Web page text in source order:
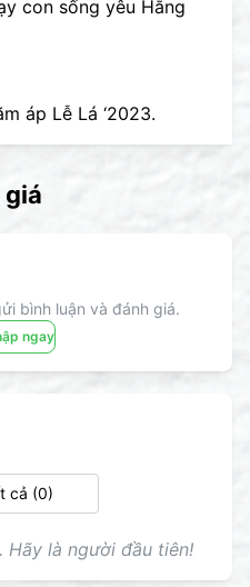
con sống yêu Hằng
áp Lễ Lá ‘2023.
giá
bình luận và đánh giá.
ngay
Hãy là người đầu tiên!